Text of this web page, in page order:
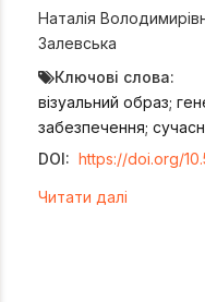
Наталія
Залевська
Ключові слова:
візуальний образ;
забезпечення;
DOI: https://doi.org/
Читати далі